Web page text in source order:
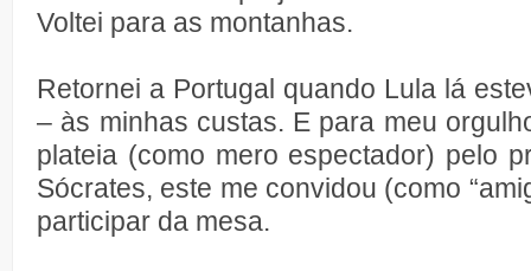
Voltei para as montanhas.
Retornei a Portugal quando Lula lá
– às minhas custas. E para meu
plateia (como mero espectador) pelo
Sócrates, este me convidou (como
participar da mesa.